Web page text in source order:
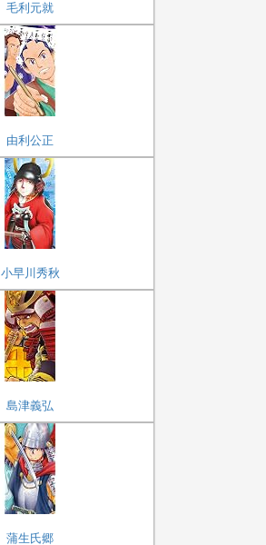
毛利元就
由利公正
小早川秀秋
島津義弘
蒲生氏郷